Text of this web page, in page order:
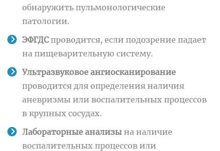
обнаружить пульмонологические
патологии.
ЭФГДСпроводится, если подозрение падает
на пищеварительную систему.
Ультразвуковое ангиосканирование
проводится для определения наличия
аневризмы или воспалительных процессов
в крупных сосудах.
Лабораторные анализы на наличие
воспалительных процессов или